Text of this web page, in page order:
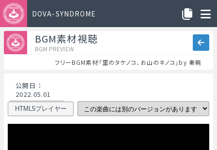
DOVA-SYNDROME
BGM素材視聴
BGM PREVIEW
フリーBGM素材「里のタケノコ、お山のキノコ」by 秦暁
公開日 ：
2022.05.01
HTML5プレイヤー